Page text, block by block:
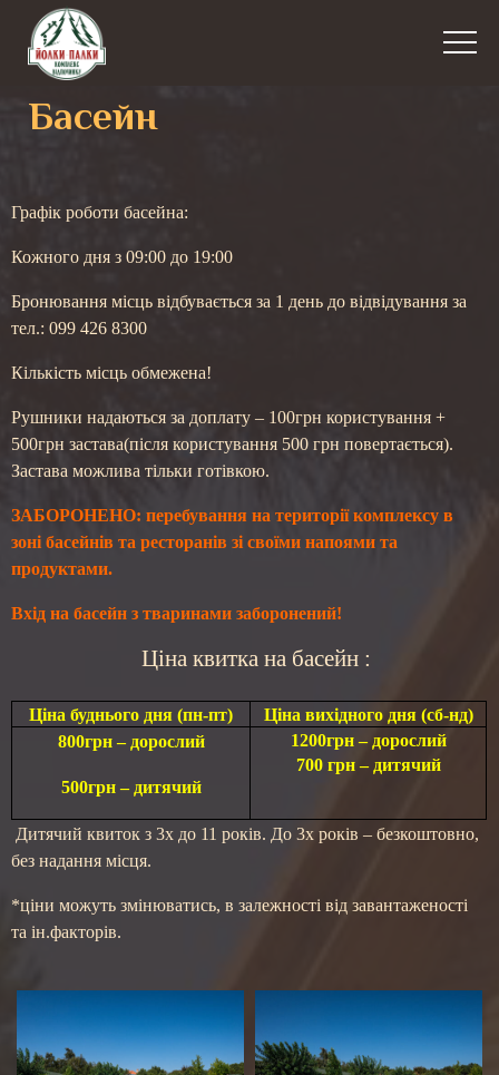
Басейн
Графік роботи басейна:
Кожного дня з 09:00 до 19:00
Бронювання місць відбувається за 1 день до відвідування за
тел.: 099 426 8300
Кількість місць обмежена!
Рушники надаються за доплату – 100грн користування +
500грн застава(після користування 500 грн повертається).
Застава можлива тільки готівкою.
ЗАБОРОНЕНО: перебування на території комплексу в
зоні басейнів та ресторанів зі своїми напоями та
продуктами.
Вхід на басейн з тваринами заборонений!
Цінаквитка на басейн :
Ціна буднього дня (пн-пт)
Ціна вихідного дня (сб-нд)
800грн – дорослий
500грн – дитячий
1200грн – дорослий
700 грн – дитячий
Дитячий квиток з 3х до 11 років. До 3х років – безкоштовно,
без надання місця.
*ціни можуть змінюватись, в залежності від завантаженості
та ін.факторів.